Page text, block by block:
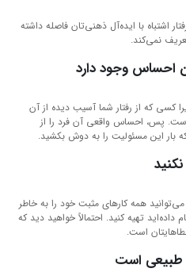
اشتباه با ایده‌آل ذهنی‌تان فاصله داشته
نمی‌کند.
احساس وجود دارد
کسی که از رفتار شما آسیب دیده از آن
است. پس، احساس واقعی آن فرد را از
بار این مسئولیت را به دوش بکشید.
همه کارهای مثبت خود را به خاطر
داده‌اید تهیه کنید. احتمالاً خواهید دید که
است.
طبیعی است